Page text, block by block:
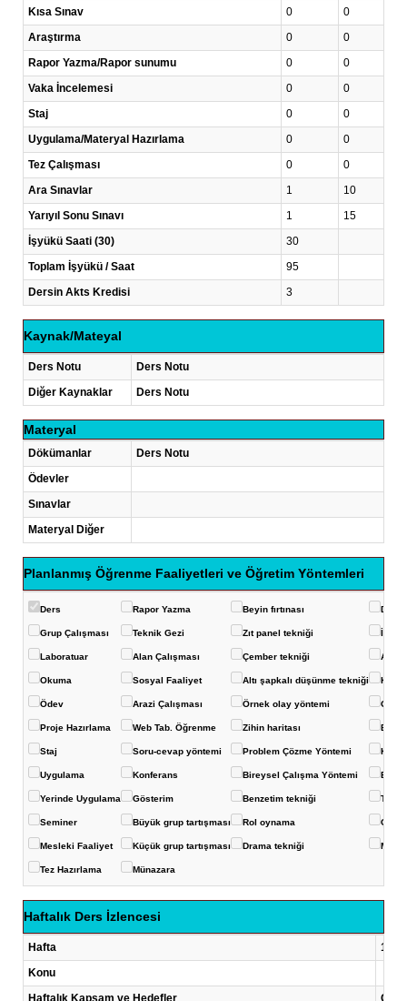
Kısa Sınav
0 0
Araştırma
0 0
Rapor Yazma/Rapor sunumu
0 0
Vaka İncelemesi
0 0
Staj
0 0
Uygulama/Materyal Hazırlama
0 0
Tez Çalışması
0 0
Ara Sınavlar
1 10
Yarıyıl Sonu Sınavı
1 15
İşyükü Saati (30)
30
Toplam İşyükü / Saat
95
Dersin Akts Kredisi
3
Kaynak/Mateyal
Ders Notu
Ders Notu
Diğer Kaynaklar
Ders Notu
Materyal
Dökümanlar
Ders Notu
Ödevler
Sınavlar
Materyal Diğer
Planlanmış Öğrenme Faaliyetleri ve Öğretim Yöntemleri
Ders Rapor Yazma Beyin fırtınası
Grup Çalışması Teknik Gezi Zıt panel tekniği
Laboratuar Alan Çalışması Çember tekniği
Okuma Sosyal Faaliyet Altı şapkalı düşünme tekniği
Ödev Arazi Çalışması Örnek olay yöntemi
Proje Hazırlama Web Tab. Öğrenme Zihin haritası Balık
Staj Soru-cevap yöntemi Problem Çözme Yöntemi
Uygulama Konferans Bireysel Çalışma Yöntemi
Yerinde Uygulama Gösterim Benzetim tekniği Ters-
Seminer Büyük grup tartışması Rol oynama
Mesleki Faaliyet Küçük grup tartışması Drama tekniği
Tez Hazırlama Münazara
Haftalık Ders İzlencesi
Hafta
1
Konu
Haftalık Kapsam ve Hedefler